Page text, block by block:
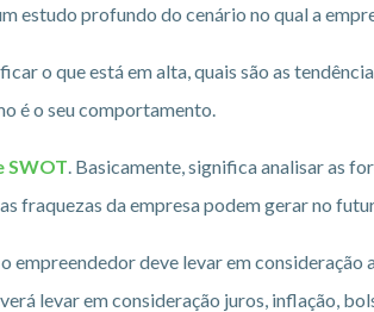
estudo profundo do cenário no qual a
o que está em alta, quais são as
é o seu comportamento.
SWOT . Basicamente, significa analisar as
fraquezas da empresa podem gerar no
empreendedor deve levar em
levar em consideração juros, inflação,